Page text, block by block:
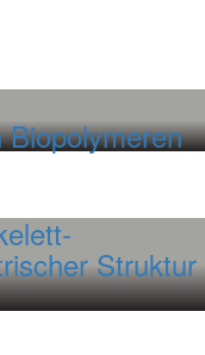
Struktur